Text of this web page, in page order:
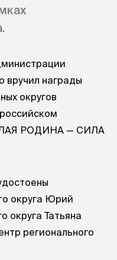
вручил награды
округов
РОДИНА — СИЛА
округа Юрий
округа Татьяна
регионального